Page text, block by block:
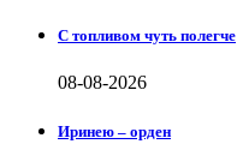
С топливом чуть полегче
08-08-2026
Иринею – орден